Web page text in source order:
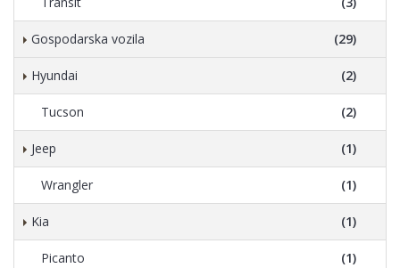
Gospodarska vozila (29)
Hyundai (2)
Tucson (2)
Jeep (1)
Wrangler (1)
Kia (1)
Picanto (1)